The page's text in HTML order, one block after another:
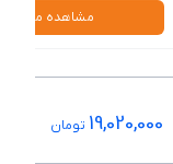
مشاهده
19,020,000 تومان